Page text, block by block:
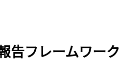
告フレームワー